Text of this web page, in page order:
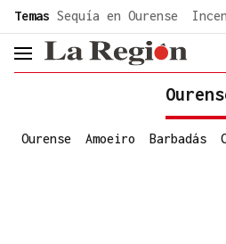
common.go-to-content
Temas Sequía en Ourense
header.menu.open
Ourense Amoeiro Barbadás